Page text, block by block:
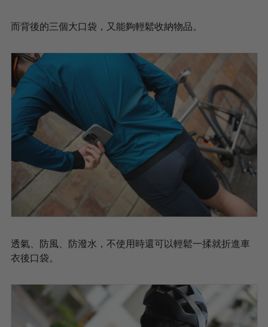
而背後的三個大口袋，又能夠輕鬆收納物品。
透氣、防風、防潑水，不使用時還可以輕鬆一揉就折進車
衣後口袋。